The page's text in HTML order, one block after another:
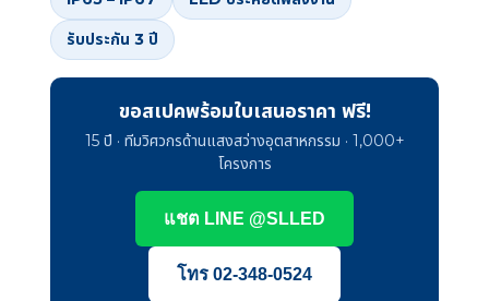
รับประกัน 3 ปี
ขอสเปคพร้อมใบเสนอราคา ฟรี!
15 ปี · ทีมวิศวกรด้านแสงสว่างอุตสาหกรรม · 1,000+
โครงการ
แชต LINE @SLLED
โทร 02-348-0524